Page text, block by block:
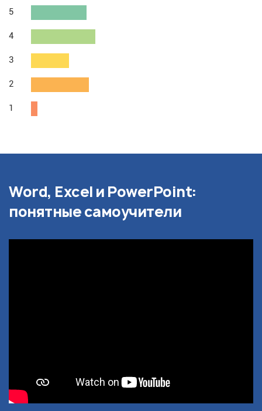
5
4
3
2
1
Word, Excel и PowerPoint:
понятные самоучители